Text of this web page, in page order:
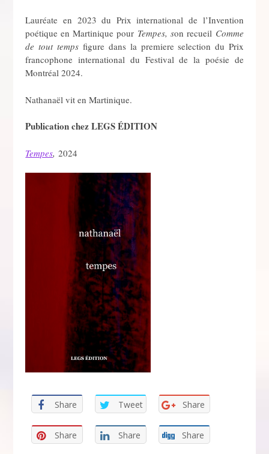
Lauréate en 2023 du Prix international de l’Invention
poétique en Martinique pour Tempes, son recueil Comme
de tout tempsfigure dans la premiere selection du Prix
francophone international du Festival de la poésie de
Montréal 2024.
Nathanaël vit en Martinique.
Publication chez LEGS ÉDITION
Tempes,2024
Share Tweet Share
Share Share Share